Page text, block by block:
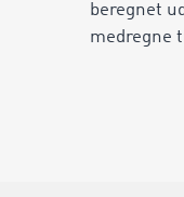
beregnet
medregne